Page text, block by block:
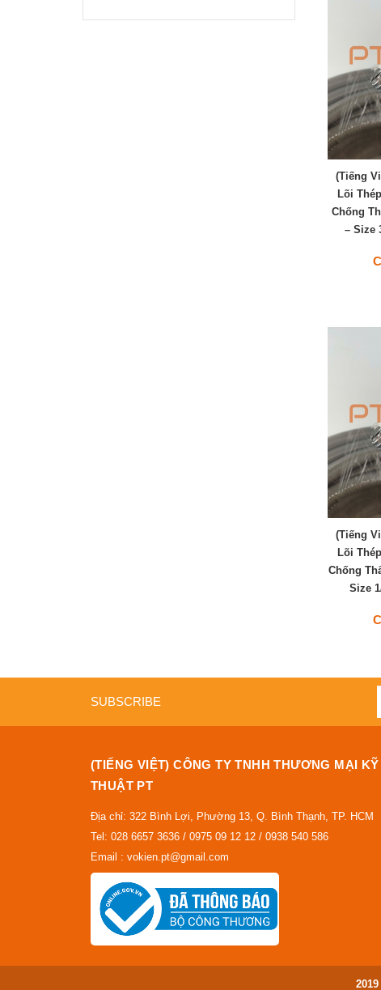
(Tiếng
Lõi
Chống
– Size
(Tiếng
Lõi
Chống
Size
SUBSCRIBE
(TIẾNG VIỆT) CÔNG TY TNHH THƯƠNG MẠI KỸ
THUẬT PT
Địa chỉ: 322 Bình Lợi, Phường 13, Q. Bình Thạnh, TP. HCM
Tel: 028 6657 3636 / 0975 09 12 12 / 0938 540 586
Email : vokien.pt@gmail.com